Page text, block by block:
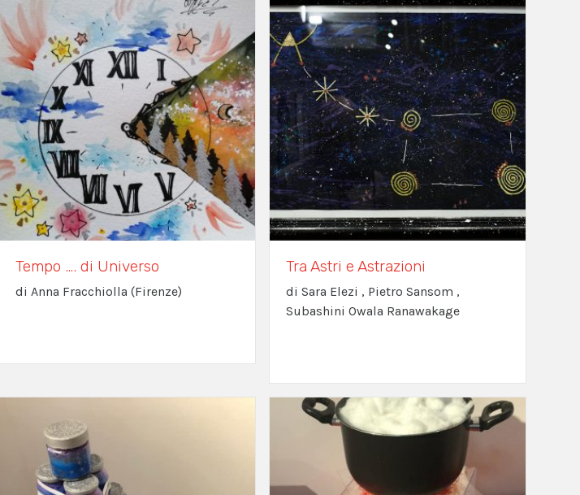
Tempo …. di Universo
di Anna Fracchiolla (Firenze)
Tra Astri e Astrazioni
di Sara Elezi , Pietro Sansom ,
Subashini Owala Ranawakage